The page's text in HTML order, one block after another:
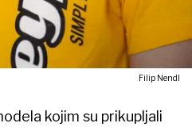
Filip Nendl
kojim su prikupljali